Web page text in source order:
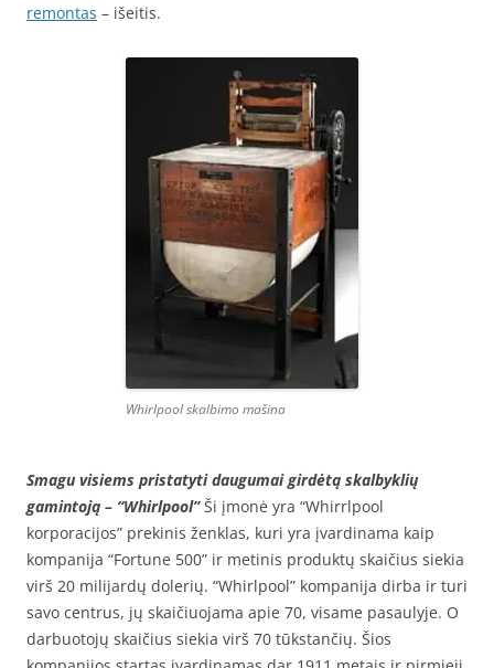
remontas – išeitis.
Whirlpool skalbimo mašina
Smagu visiems pristatyti daugumai girdėtą skalbyklių
gamintoją – “Whirlpool”Ši įmonė yra “Whirrlpool
korporacijos” prekinis ženklas, kuri yra įvardinama kaip
kompanija “Fortune 500” ir metinis produktų skaičius siekia
virš 20 milijardų dolerių. “Whirlpool” kompanija dirba ir turi
savo centrus, jų skaičiuojama apie 70, visame pasaulyje. O
darbuotojų skaičius siekia virš 70 tūkstančių. Šios